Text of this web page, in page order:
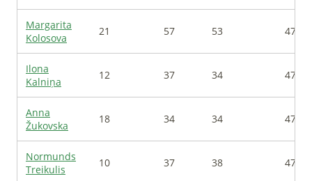
Margarita
Kolosova
21 57 53 479
Ilona
Kalniņa
12 37 34 478
Anna
Žukovska
18 34 34 475
Normunds
Treikulis
10 37 38 474